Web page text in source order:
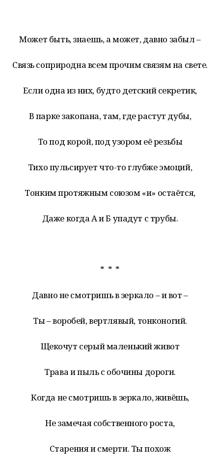
Может быть, знаешь, а может, давно забыл –
Связь соприродна всем прочим связям на свете.
Если одна из них, будто детский секретик,
В парке закопана, там, где растут дубы,
То под корой, под узором её резьбы
Тихо пульсирует что-то глубже эмоций,
Тонким протяжным союзом «и» остаётся,
Даже когда А и Б упадут с трубы.
* * *
Давно не смотришь в зеркало – и вот –
Ты – воробей, вертлявый, тонконогий.
Щекочут серый маленький живот
Трава и пыль с обочины дороги.
Когда не смотришь в зеркало, живёшь,
Не замечая собственного роста,
Старения и смерти. Ты похож